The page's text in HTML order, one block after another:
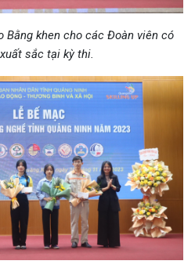
Bằng khen cho các Đoàn viên có
sắc tại kỳ thi.